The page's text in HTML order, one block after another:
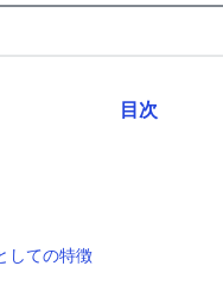
目次
しての特徴